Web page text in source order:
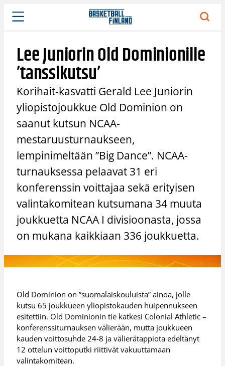
Siirry
sisältöön
Lee Juniorin Old Dominionille
’tanssikutsu’
Korihait-kasvatti Gerald Lee Juniorin
yliopistojoukkue Old Dominion on
saanut kutsun NCAA-
mestaruusturnaukseen,
lempinimeltään ”Big Dance”. NCAA-
turnauksessa pelaavat 31 eri
konferenssin voittajaa sekä erityisen
valintakomitean kutsumana 34 muuta
joukkuetta NCAA I divisioonasta, jossa
on mukana kaikkiaan 336 joukkuetta.
Old Dominion on ”suomalaiskouluista” ainoa, jolle
kutsu 65 joukkueen yliopistokauden huipennukseen
esitettiin. Old Dominionin tie katkesi Colonial Athletic –
konferenssiturnauksen välierään, mutta joukkueen
kauden voittosuhde 24-8 ja välierätappiota edeltänyt
12 ottelun voittoputki riittivät vakuuttamaan
valintakomitean.